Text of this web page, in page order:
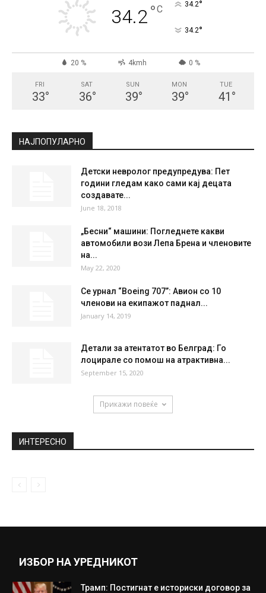
34.2°C 34.2°
34.2°
20 % 4kmh 0 %
FRI
33°
SAT
36°
SUN
39°
MON
39°
TUE
41 °
НАЈПОПУЛАРНО
Детски невролог предупредува: Пет
години гледам како сами кај децата
создавате...
June 18, 2018
„Бесни“ машини: Погледнете какви
автомобили вози Лепа Брена и членовите
на...
May 22, 2020
Се урнал “Boeing 707”: Авион со 10
членови на екипажот паднал...
January 14, 2019
Детали за атентатот во Белград: Го
лоцирале со помош на атрактивна...
September 15, 2020
Прикажи повеќе
ИНТЕРЕСНО
ИЗБОР НА УРЕДНИКОТ
Трамп: Постигнат е историски договор за